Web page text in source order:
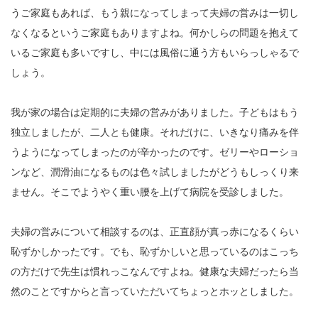
うご家庭もあれば、もう親になってしまって夫婦の営みは一切し
なくなるというご家庭もありますよね。何かしらの問題を抱えて
いるご家庭も多いですし、中には風俗に通う方もいらっしゃるで
しょう。
我が家の場合は定期的に夫婦の営みがありました。子どもはもう
独立しましたが、二人とも健康。それだけに、いきなり痛みを伴
うようになってしまったのが辛かったのです。ゼリーやローショ
ンなど、潤滑油になるものは色々試しましたがどうもしっくり来
ません。そこでようやく重い腰を上げて病院を受診しました。
夫婦の営みについて相談するのは、正直顔が真っ赤になるくらい
恥ずかしかったです。でも、恥ずかしいと思っているのはこっち
の方だけで先生は慣れっこなんですよね。健康な夫婦だったら当
然のことですからと言っていただいてちょっとホッとしました。